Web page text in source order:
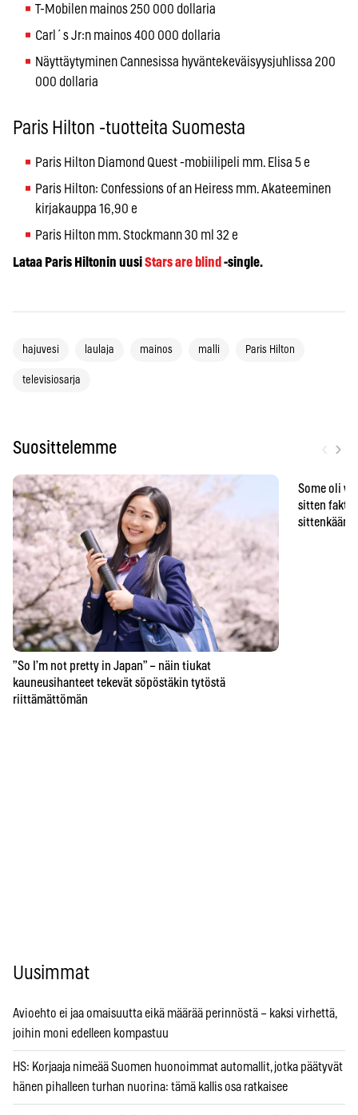
T-Mobilen mainos 250 000 dollaria
Carl´s Jr:n mainos 400 000 dollaria
Näyttäytyminen Cannesissa hyväntekeväisyysjuhlissa 200
000 dollaria
Paris Hilton -tuotteita Suomesta
Paris Hilton Diamond Quest -mobiilipeli mm. Elisa 5 e
Paris Hilton: Confessions of an Heiress mm. Akateeminen
kirjakauppa 16,90 e
Paris Hilton mm. Stockmann 30 ml 32 e
Lataa Paris Hiltonin uusiStars are blind -single.
hajuvesi laulaja mainos malli Paris Hilton
televisiosarja
Suosittelemme ›
”So I’m not pretty in Japan” – näin tiukat
kauneusihanteet tekevät söpöstäkin tytöstä
riittämättömän
Some oli
sitten
sittenkään
Uusimmat
Avioehto ei jaa omaisuutta eikä määrää perinnöstä – kaksi virhettä,
joihin moni edelleen kompastuu
HS: Korjaaja nimeää Suomen huonoimmat automallit, jotka päätyvät
hänen pihalleen turhan nuorina: tämä kallis osa ratkaisee